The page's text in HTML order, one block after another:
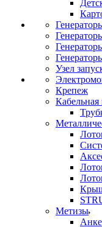
Узел
Крепеж
Кабельная
Метизы